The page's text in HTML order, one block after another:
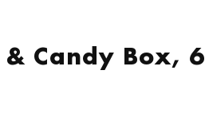
Candy Box, 6